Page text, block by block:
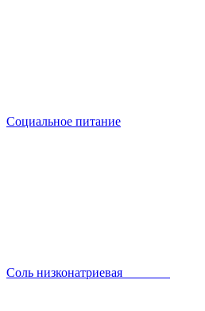
Социальное питание
Соль низконатриевая